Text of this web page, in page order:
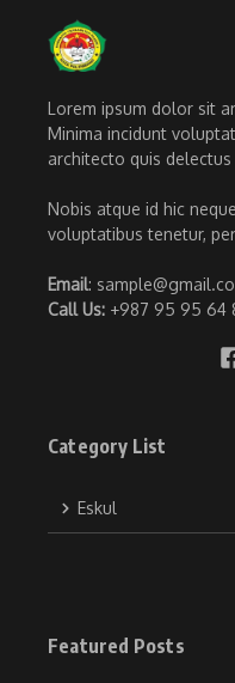
Lorem ipsum dolor sit
Minima incidunt
architecto quis delectus
Nobis atque id hic
voluptatibus tenetur,
Email:
Call Us: +987 95 95 64
Category List
Eskul
Featured Posts